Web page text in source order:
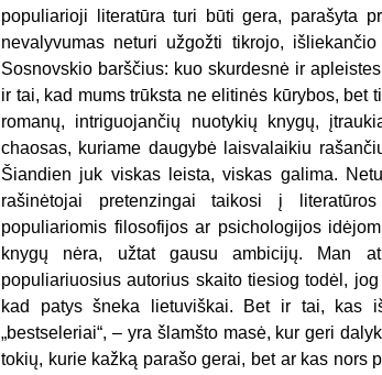
populiarioji literatūra turi būti gera, parašyta
nevalyvumas neturi užgožti tikrojo,
Sosnovskio barščius: kuo skurdesnė ir
ir tai, kad mums trūksta ne elitinės kūrybos,
romanų, intriguojančių nuotykių knygų,
chaosas, kuriame daugybė laisvalaikiu
Šiandien juk viskas leista, viskas galima.
rašinėtojai pretenzingai taikosi į
populiariomis filosofijos ar psichologijos
knygų nėra, užtat gausu ambicijų. Man
populiariuosius autorius skaito tiesiog todėl,
kad patys šneka lietuviškai. Bet ir tai, kas
„bestseleriai“, – yra šlamšto masė, kur geri
tokių, kurie kažką parašo gerai, bet ar kas nors